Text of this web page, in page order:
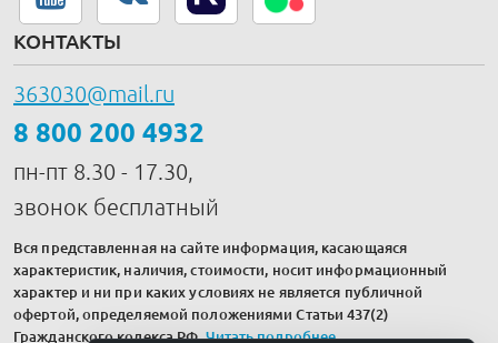
КОНТАКТЫ
363030@mail.ru
8 800 200 4932
пн-пт 8.30 - 17.30,
звонок бесплатный
Вся представленная на сайте информация, касающаяся
характеристик, наличия, стоимости, носит информационный
характер и ни при каких условиях не является публичной
офертой, определяемой положениями Статьи 437(2)
Гражданского кодекса РФ.Читать подробнее.